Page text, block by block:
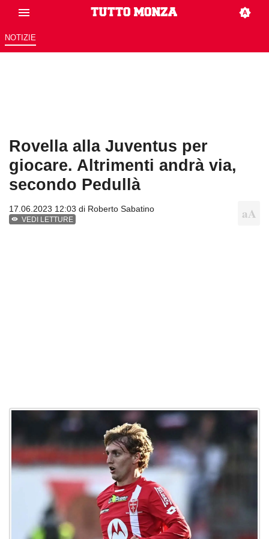
NOTIZIE
Rovella alla Juventus per
giocare. Altrimenti andrà via,
secondo Pedullà
17.06.2023 12:03 di Roberto Sabatino
VEDI LETTURE